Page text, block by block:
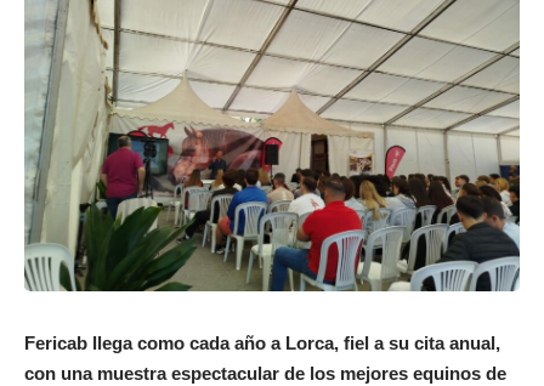
Fericab llega como cada año a Lorca, fiel a su cita anual,
con una muestra espectacular de los mejores equinos de